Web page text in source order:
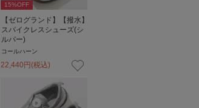
15%OFF
【ゼログランド】【撥水】
スパイクレスシューズ(シ
ルバー)
コールハーン
22,440円(税込)